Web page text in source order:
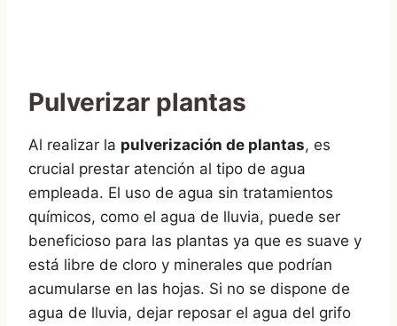
Pulverizar plantas
Al realizar la pulverización de plantas, es
crucial prestar atención al tipo de agua
empleada. El uso de agua sin tratamientos
químicos, como el agua de lluvia, puede ser
beneficioso para las plantas ya que es suave y
está libre de cloro y minerales que podrían
acumularse en las hojas. Si no se dispone de
agua de lluvia, dejar reposar el agua del grifo